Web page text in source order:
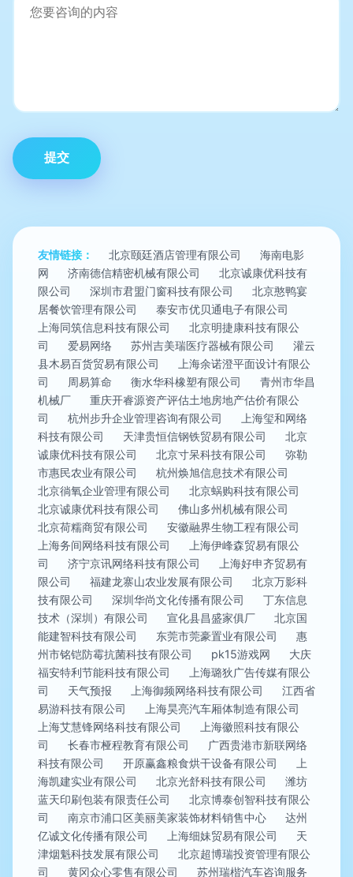
友情链接： 北京颐廷酒店管理有限公司
海南电影
网
济南德信精密机械有限公司
北京诚康优科技有
限公司
深圳市君盟门窗科技有限公司
北京憨鸭宴
居餐饮管理有限公司
泰安市优贝通电子有限公司
上海同筑信息科技有限公司
北京明捷康科技有限公
司
爱易网络 苏州吉美瑞医疗器械有限公司
灌云
县木易百货贸易有限公司
上海余诺澄平面设计有限公
司
周易算命 衡水华科橡塑有限公司
青州市华昌
机械厂
重庆开睿源资产评估土地房地产估价有限公
司
杭州步升企业管理咨询有限公司
上海玺和网络
科技有限公司
天津贵恒信钢铁贸易有限公司
北京
诚康优科技有限公司
北京寸呆科技有限公司
弥勒
市惠民农业有限公司
杭州焕旭信息技术有限公司
北京徜氧企业管理有限公司
北京蜗购科技有限公司
北京诚康优科技有限公司
佛山多州机械有限公司
北京荷糯商贸有限公司
安徽融界生物工程有限公司
上海务间网络科技有限公司
上海伊峰森贸易有限公
司
济宁京讯网络科技有限公司
上海好申齐贸易有
限公司
福建龙寨山农业发展有限公司
北京万影科
技有限公司
深圳华尚文化传播有限公司
丁东信息
技术（深圳）有限公司
宣化县昌盛家俱厂
北京国
能建智科技有限公司
东莞市莞豪置业有限公司
惠
州市铭铠防霉抗菌科技有限公司
pk15游戏网
大庆
福安特利节能科技有限公司
上海璐狄广告传媒有限公
司
天气预报 上海御频网络科技有限公司
江西省
易游科技有限公司
上海昊亮汽车厢体制造有限公司
上海艾慧锋网络科技有限公司
上海徽照科技有限公
司
长春市桠程教育有限公司
广西贵港市新联网络
科技有限公司
开原赢鑫粮食烘干设备有限公司
上
海凯建实业有限公司
北京光舒科技有限公司
潍坊
蓝天印刷包装有限责任公司
北京博泰创智科技有限公
司
南京市浦口区美丽美家装饰材料销售中心
达州
亿诚文化传播有限公司
上海细妹贸易有限公司
天
津烟魁科技发展有限公司
北京超博瑞投资管理有限公
司
黄冈众心零售有限公司 苏州瑞楷汽车咨询服务